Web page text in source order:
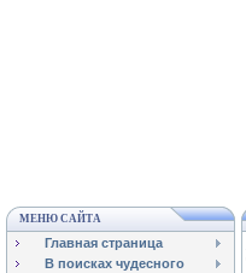
МЕНЮ САЙТА
Главная страница
В поисках чудесного